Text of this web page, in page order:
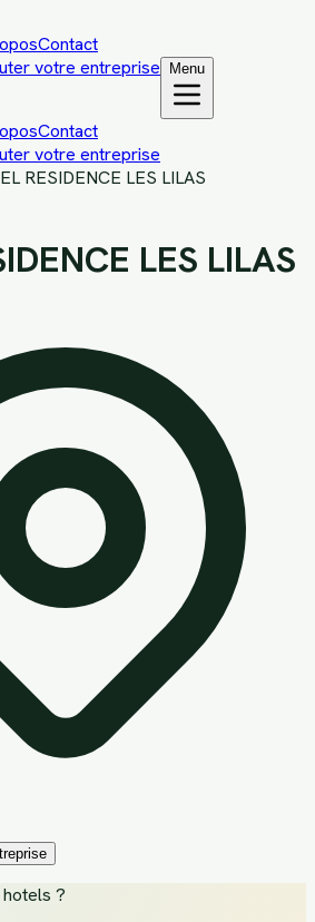
Contact
votre entreprise Menu
Contact
votre entreprise
RESIDENCE LES LILAS
LES LILAS
?